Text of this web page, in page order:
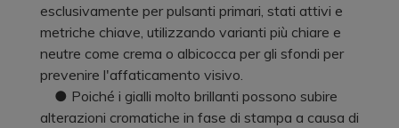
esclusivamente per pulsanti primari, stati attivi e
metriche chiave, utilizzando varianti più chiare e
neutre come crema o albicocca per gli sfondi per
prevenire l'affaticamento visivo.
● Poiché i gialli molto brillanti possono subire
alterazioni cromatiche in fase di stampa a causa di